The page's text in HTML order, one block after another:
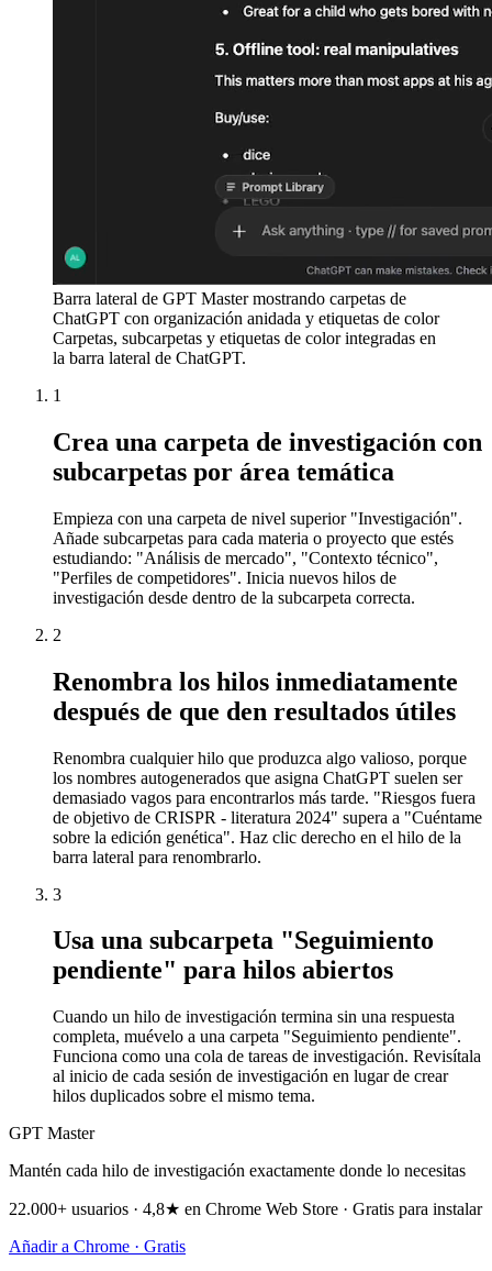
Barra lateral de GPT Master mostrando carpetas de
ChatGPT con organización anidada y etiquetas de color
Carpetas, subcarpetas y etiquetas de color integradas en
la barra lateral de ChatGPT.
1
Crea una carpeta de investigación con
subcarpetas por área temática
Empieza con una carpeta de nivel superior "Investigación".
Añade subcarpetas para cada materia o proyecto que estés
estudiando: "Análisis de mercado", "Contexto técnico",
"Perfiles de competidores". Inicia nuevos hilos de
investigación desde dentro de la subcarpeta correcta.
2
Renombra los hilos inmediatamente
después de que den resultados útiles
Renombra cualquier hilo que produzca algo valioso, porque
los nombres autogenerados que asigna ChatGPT suelen ser
demasiado vagos para encontrarlos más tarde. "Riesgos fuera
de objetivo de CRISPR - literatura 2024" supera a "Cuéntame
sobre la edición genética". Haz clic derecho en el hilo de la
barra lateral para renombrarlo.
3
Usa una subcarpeta "Seguimiento
pendiente" para hilos abiertos
Cuando un hilo de investigación termina sin una respuesta
completa, muévelo a una carpeta "Seguimiento pendiente".
Funciona como una cola de tareas de investigación. Revisítala
al inicio de cada sesión de investigación en lugar de crear
hilos duplicados sobre el mismo tema.
GPT Master
Mantén cada hilo de investigación exactamente donde lo necesitas
22.000+ usuarios · 4,8★ en Chrome Web Store · Gratis para instalar
Añadir a Chrome · Gratis